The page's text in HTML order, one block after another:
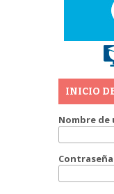
INICIO
Nombre de
Contraseña